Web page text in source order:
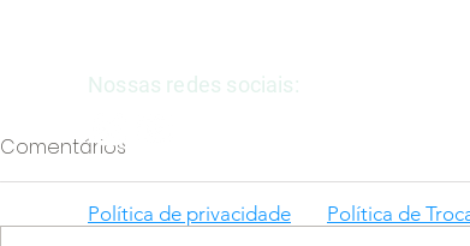
Comentários
Nossas redes sociais:
Política de privacidade Política de